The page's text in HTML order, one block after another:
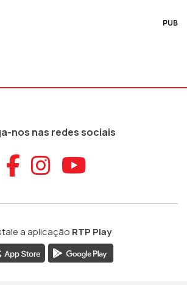
PUB
nos nas redes sociais
Aceder ao
Aceder ao
Aceder
a aplicação RTP Play